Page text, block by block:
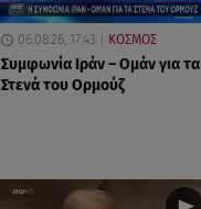
06.08.26, 17:43 ΚΟΣΜΟΣ
Συμφωνία Ιράν – Ομάν για τα
Στενά του Ορμούζ